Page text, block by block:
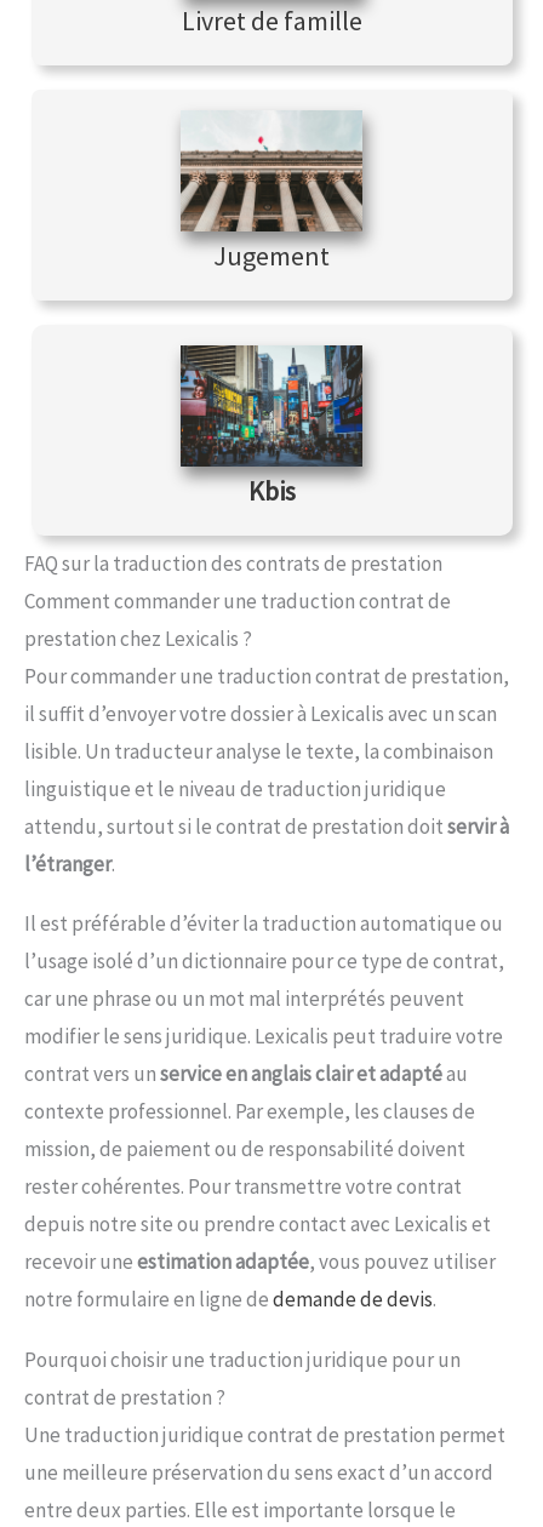
Livret de famille
Jugement
Kbis
FAQ sur la traduction des contrats de prestation
Comment commander une traduction contrat de
prestation chez Lexicalis ?
Pour commander une traduction contrat de prestation,
il suffit d’envoyer votre dossier à Lexicalis avec un scan
lisible. Un traducteur analyse le texte, la combinaison
linguistique et le niveau de traduction juridique
attendu, surtout si le contrat de prestation doitservir à
l’étranger.
Il est préférable d’éviter la traduction automatique ou
l’usage isolé d’un dictionnaire pour ce type de contrat,
car une phrase ou un mot mal interprétés peuvent
modifier le sens juridique. Lexicalis peut traduire votre
contrat vers unservice en anglais clair et adaptéau
contexte professionnel. Par exemple, les clauses de
mission, de paiement ou de responsabilité doivent
rester cohérentes. Pour transmettre votre contrat
depuis notre site ou prendre contact avec Lexicalis et
recevoir uneestimation adaptée, vous pouvez utiliser
notre formulaire en ligne dedemande de devis.
Pourquoi choisir une traduction juridique pour un
contrat de prestation ?
Une traduction juridique contrat de prestation permet
une meilleure préservation du sens exact d’un accord
entre deux parties. Elle est importante lorsque le